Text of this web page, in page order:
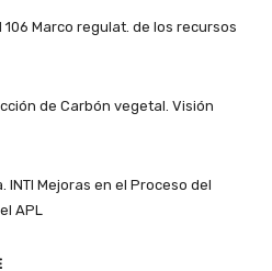
106 Marco regulat. de los recursos
de Carbón vegetal. Visión
INTI Mejoras en el Proceso del
APL